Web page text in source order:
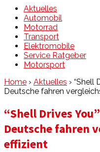
Aktuelles
Automobil
Motorrad
Transport
Elektromobile
Service Ratgeber
Motorsport
Home › Aktuelles › “Shell
Deutsche fahren
“Shell Drives
Deutsche fahren
effizient